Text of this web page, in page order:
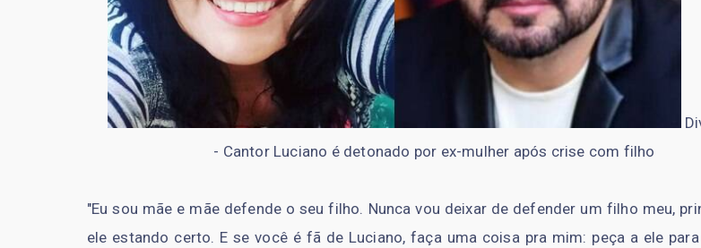
- Cantor Luciano é detonado por ex-mulher após crise com filho
"Eu sou mãe e mãe defende o seu filho. Nunca vou deixar de defender um filho meu,
ele estando certo. E se você é fã de Luciano, faça uma coisa pra mim: peça a ele